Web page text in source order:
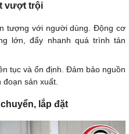
vượt trội
tượng với người dùng. Động cơ
lớn, đẩy nhanh quá trình tản
tục và ổn định. Đảm bảo nguồn
sản xuất.
lắp đặt